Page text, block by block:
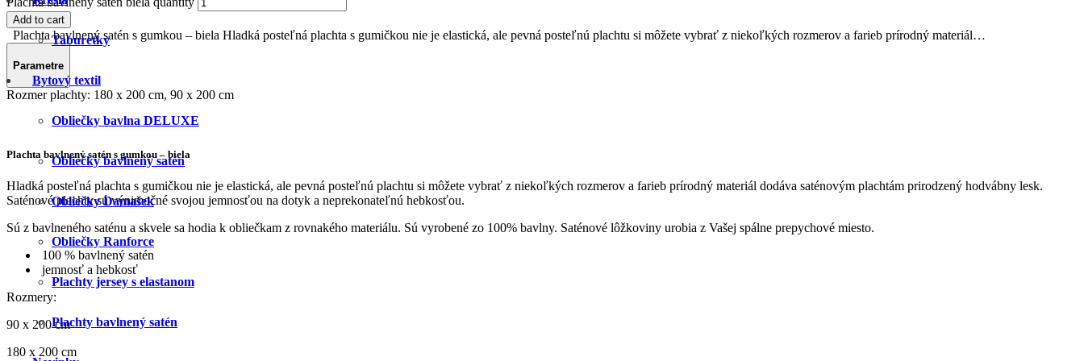
Taburetky
Bytový textil
Obliečky bavlna DELUXE
Obliečky bavlnený satén
Obliečky Damašek
Obliečky Ranforce
Plachty jersey s elastanom
Plachty bavlnený satén
Add to cart
Plachta bavlnený satén s gumkou – biela Hladká posteľná plachta s gumičkou nie je elastická, ale pevná posteľnú plachtu si môžete vybrať z niekoľkých rozmerov a farieb prírodný materiál…
Parametre
Rozmer plachty: 180 x 200 cm, 90 x 200 cm
Plachta bavlnený satén s gumkou – biela
Hladká posteľná plachta s gumičkou nie je elastická, ale pevná posteľnú plachtu si môžete vybrať z niekoľkých rozmerov a farieb prírodný materiál dodáva saténovým plachtám prirodzený hodvábny lesk.
Saténové plachty sú výnimočné svojou jemnosťou na dotyk a neprekonateľnú hebkosťou.
Sú z bavlneného saténu a skvele sa hodia k obliečkam z rovnakého materiálu. Sú vyrobené zo 100% bavlny. Saténové lôžkoviny urobia z Vašej spálne prepychové miesto.
100 % bavlnený satén
jemnosť a hebkosť
Rozmery:
90 x 200 cm
180 x 200 cm